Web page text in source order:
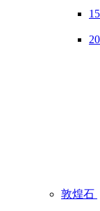
敦煌石